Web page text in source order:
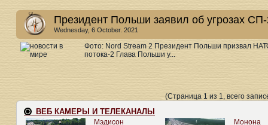
Президент Польши заявил об угрозах
Wednesday, 6 October. 2021
Фото: Nord Stream 2 Президент Польши призвал
потока-2 Глава Польши у...
(Страница 1 из 1, всего